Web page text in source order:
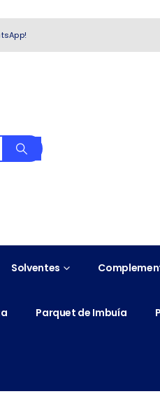
Solventes
Parquet de Imbuía